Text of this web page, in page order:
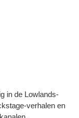
in de Lowlands-
verhalen en